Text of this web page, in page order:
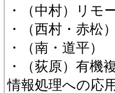
・（中村）リモ
・（西村・赤松
・（南・道平
・（荻原）有機
情報処理への応